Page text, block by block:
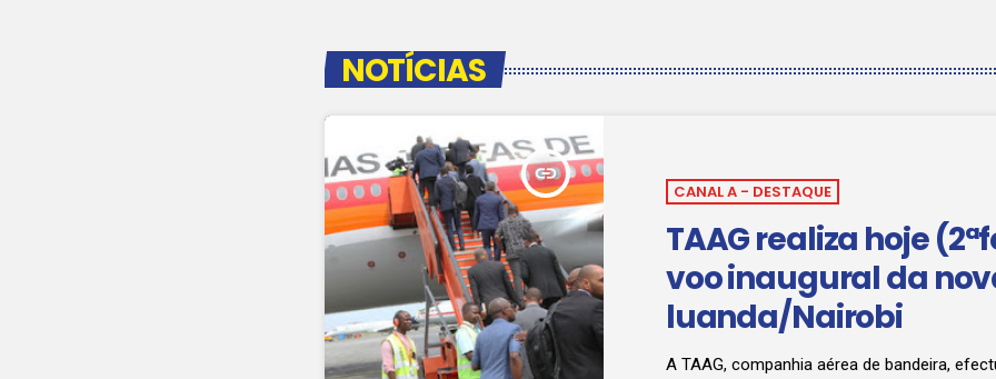
NOTÍCIAS
insert_link
CANAL A - DESTAQUE
TAAG realiza hoje
voo inaugural da
luanda/Nairobi
A TAAG, companhia aérea de bandeira,